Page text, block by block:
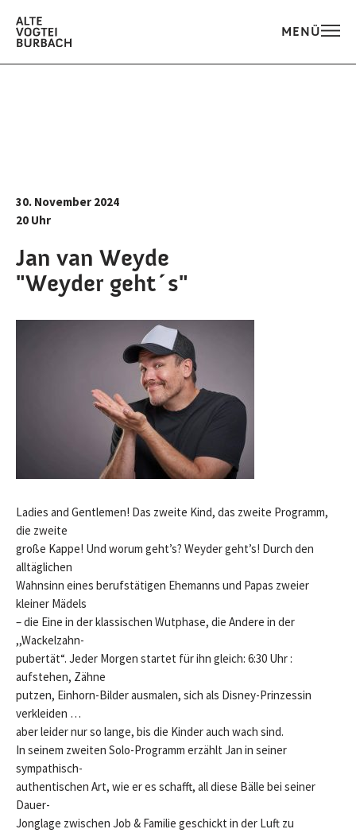
MENÜ
30. November 2024
20 Uhr
Jan van Weyde
"Weyder geht´s"
Ladies and Gentlemen! Das zweite Kind, das zweite Programm,
die zweite
große Kappe! Und worum geht’s? Weyder geht’s! Durch den
alltäglichen
Wahnsinn eines berufstätigen Ehemanns und Papas zweier
kleiner Mädels
– die Eine in der klassischen Wutphase, die Andere in der
,,Wackelzahn-
pubertät“. Jeder Morgen startet für ihn gleich: 6:30 Uhr :
aufstehen, Zähne
putzen, Einhorn-Bilder ausmalen, sich als Disney-Prinzessin
verkleiden …
aber leider nur so lange, bis die Kinder auch wach sind.
In seinem zweiten Solo-Programm erzählt Jan in seiner
sympathisch-
authentischen Art, wie er es schafft, all diese Bälle bei seiner
Dauer-
Jonglage zwischen Job & Familie geschickt in der Luft zu